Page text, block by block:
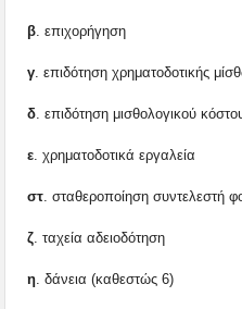
β. επιχορήγηση
γ. επιδότηση χρηματοδοτικής
δ. επιδότηση μισθολογικού
ε. χρηματοδοτικά εργαλεία
στ. σταθεροποίηση συντελεστή
ζ. ταχεία αδειοδότηση
η. δάνεια (καθεστώς 6)